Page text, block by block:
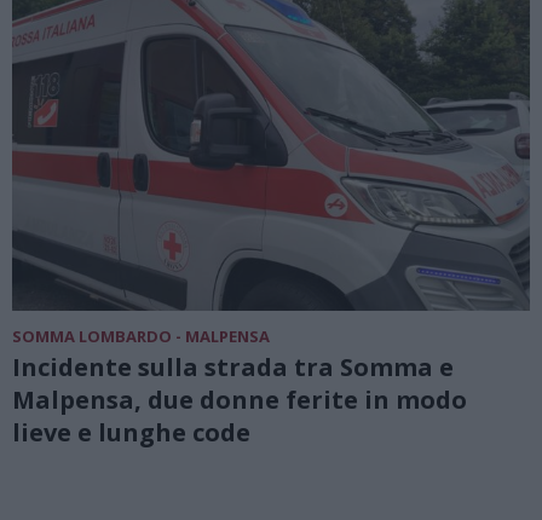
SOMMA LOMBARDO - MALPENSA
Incidente sulla strada tra Somma e
Malpensa, due donne ferite in modo
lieve e lunghe code